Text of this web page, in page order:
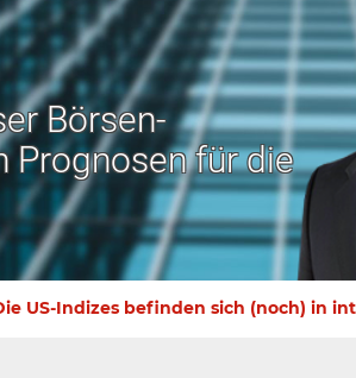
Börsen-
Prognosen für die
US-Indizes befinden sich (noch) in